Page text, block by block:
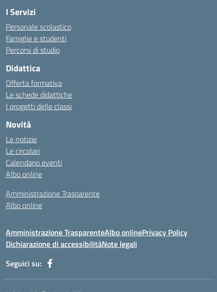
I Servizi
Personale scolastico
Famiglie e studenti
Percorsi di studio
Didattica
Offerta formativa
Le schede didattiche
I progetti delle classi
Novità
Le notizie
Le circolari
Calendario eventi
Albo online
Amministrazione Trasparente
Albo online
Amministrazione TrasparenteAlbo onlinePrivacy Policy
Dichiarazione di accessibilitàNote legali
Seguici su: